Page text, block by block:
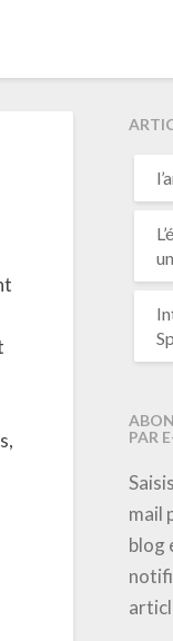
PAR
mail
blog